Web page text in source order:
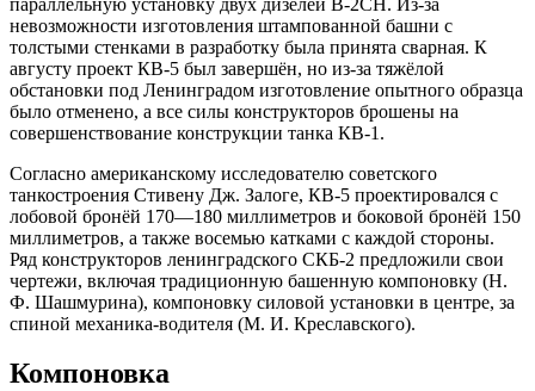
невозможности изготовления штампованной башни с
толстыми стенками в разработку была принята сварная. К
августу проект КВ-5 был завершён, но из-за тяжёлой
обстановки под Ленинградом изготовление опытного образца
было отменено, а все силы конструкторов брошены на
совершенствование конструкции танка КВ-1.
Согласно американскому исследователю советского
танкостроения Стивену Дж. Залоге, КВ-5 проектировался с
лобовой бронёй 170—180 миллиметров и боковой бронёй 150
миллиметров, а также восемью катками с каждой стороны.
Ряд конструкторов ленинградского СКБ-2 предложили свои
чертежи, включая традиционную башенную компоновку (Н.
Ф. Шашмурина), компоновку силовой установки в центре, за
спиной механика-водителя (М. И. Креславского).
Компоновка